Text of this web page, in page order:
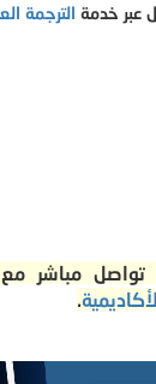
عبر خدمة الترجمة
تواصل مباشر
.